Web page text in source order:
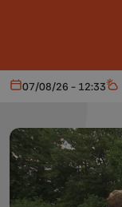
Aujourd'hui
07/08/26 - 12:33